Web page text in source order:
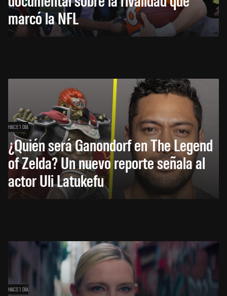
marcó la NFL
HACE 1 DÍA
¿Quién será Ganondorf en The Legend
of Zelda? Un nuevo reporte señala al
actor Uli Latukefu
HACE 1 DÍA